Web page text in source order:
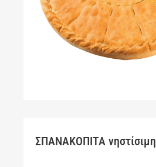
ΣΠΑΝΑΚΟΠΙΤΑ νηστίσιμη